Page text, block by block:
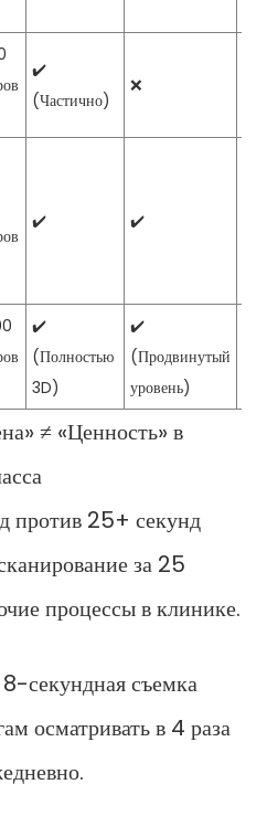
✔️
(Частично)
❌
✔️ ✔️
✔️
(Полностью
3D)
✔️
(Продвинутый
уровень)
≠ «Ценность» в
против 25+ секунд
за 25
процессы в клинике.
секундная съемка
осматривать в 4 раза